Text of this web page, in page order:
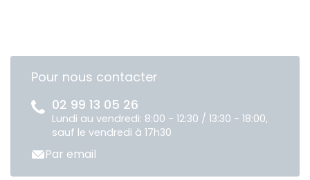
Pour nous contacter
02 99 13 05 26
Lundi au vendredi: 8:00 - 12:30 / 13:30 - 18:00,
sauf le vendredi à 17h30
Par email